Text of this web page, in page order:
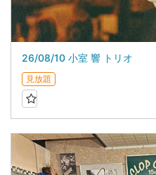
26/08/10 小室 響 トリオ
見放題